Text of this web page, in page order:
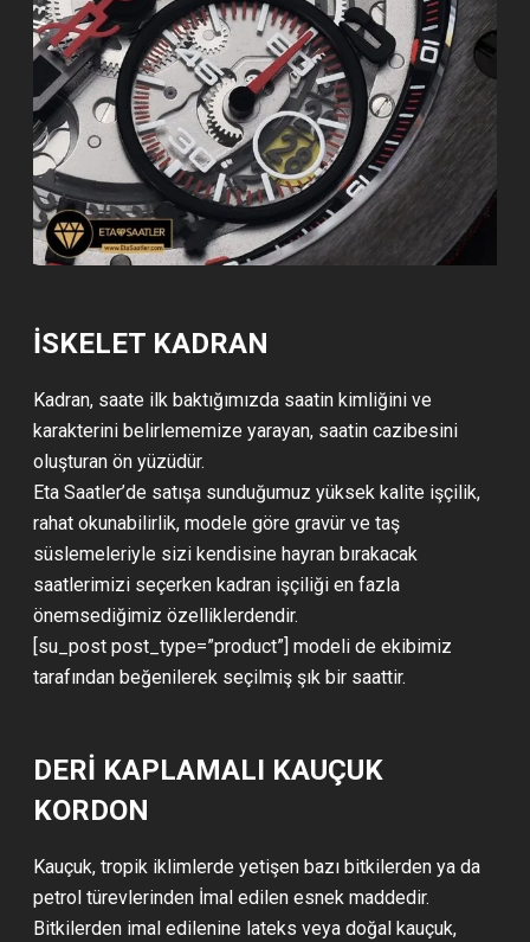
İSKELET KADRAN
Kadran, saate ilk baktığımızda saatin kimliğini ve
karakterini belirlememize yarayan, saatin cazibesini
oluşturan ön yüzüdür.
Eta Saatler’de satışa sunduğumuz yüksek kalite işçilik,
rahat okunabilirlik, modele göre gravür ve taş
süslemeleriyle sizi kendisine hayran bırakacak
saatlerimizi seçerken kadran işçiliği en fazla
önemsediğimiz özelliklerdendir.
[su_post post_type=”product”] modeli de ekibimiz
tarafından beğenilerek seçilmiş şık bir saattir.
DERİ KAPLAMALI KAUÇUK
KORDON
Kauçuk, tropik iklimlerde yetişen bazı bitkilerden ya da
petrol türevlerinden İmal edilen esnek maddedir.
Bitkilerden imal edilenine lateks veya doğal kauçuk,